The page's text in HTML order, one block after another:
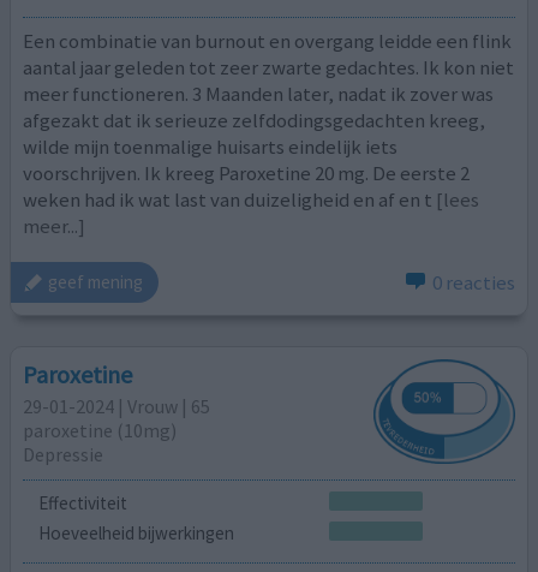
Een combinatie van burnout en overgang leidde een flink
aantal jaar geleden tot zeer zwarte gedachtes. Ik kon niet
meer functioneren. 3 Maanden later, nadat ik zover was
afgezakt dat ik serieuze zelfdodingsgedachten kreeg,
wilde mijn toenmalige huisarts eindelijk iets
voorschrijven. Ik kreeg Paroxetine 20 mg. De eerste 2
weken had ik wat last van duizeligheid en af en t [lees
meer...]
geef mening 0 reacties
Paroxetine
29-01-2024 | Vrouw | 65
paroxetine (10mg)
Depressie
Effectiviteit
Hoeveelheid bijwerkingen